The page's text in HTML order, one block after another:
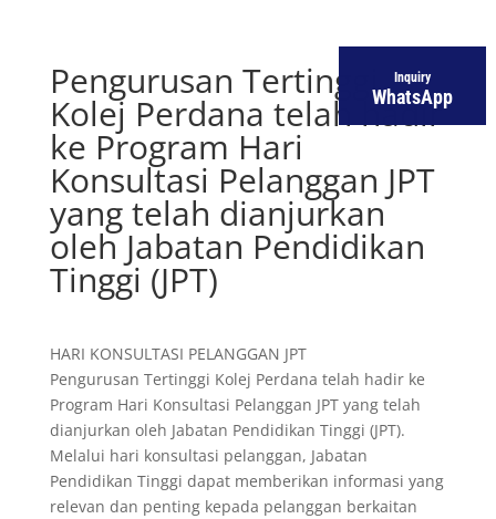
Inquiry
WhatsApp
Pengurusan Tertinggi
Kolej Perdana telah hadir
ke Program Hari
Konsultasi Pelanggan JPT
yang telah dianjurkan
oleh Jabatan Pendidikan
Tinggi (JPT)
HARI KONSULTASI PELANGGAN JPT
Pengurusan Tertinggi Kolej Perdana telah hadir ke
Program Hari Konsultasi Pelanggan JPT yang telah
dianjurkan oleh Jabatan Pendidikan Tinggi (JPT).
Melalui hari konsultasi pelanggan, Jabatan
Pendidikan Tinggi dapat memberikan informasi yang
relevan dan penting kepada pelanggan berkaitan